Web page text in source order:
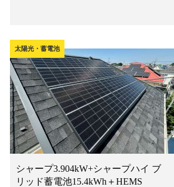
太陽光・蓄電池
シャープ3.904kW+シャープハイ ブ
リッド蓄電池15.4kWh＋HEMS